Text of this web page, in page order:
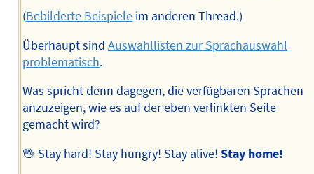
(Bebilderte Beispieleim anderen Thread.)
Überhaupt sind Auswahllisten zur Sprachauswahl
problematisch.
Was spricht denn dagegen, die verfügbaren Sprachen
anzuzeigen, wie es auf der eben verlinkten Seite
gemacht wird?
🖖 Stay hard! Stay hungry! Stay alive! Stay home!